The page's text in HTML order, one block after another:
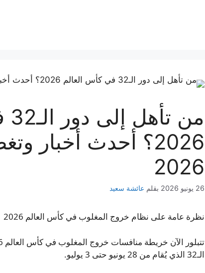
2026؟ أحدث أخبار
2026
26 يونيو 2026 بقلم عائشة سعيد
نظرة عامة على نظام خروج المغلوب في كأس العالم 2026
الـ32 الذي يُقام من 28 يونيو حتى 3 يوليو.